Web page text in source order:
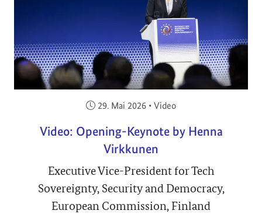
Veröffentlicht am:
29. Mai 2026 • Video
Video: Opening-Keynote by Henna
Virkkunen
Executive Vice-President for Tech
Sovereignty, Security and Democracy,
European Commission, Finland